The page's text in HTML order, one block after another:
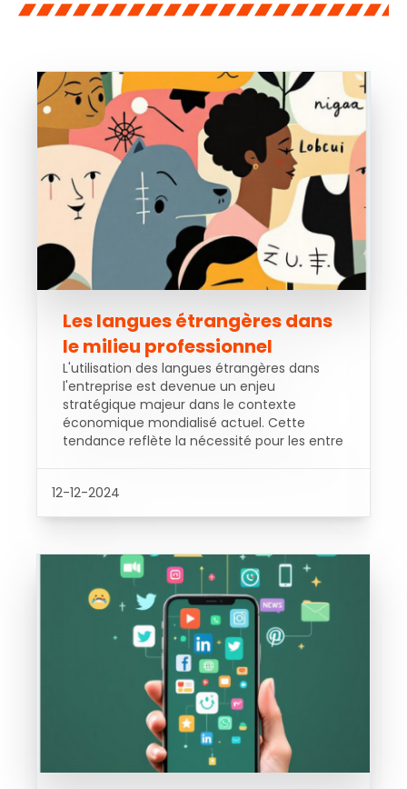
Les langues étrangères dans
le milieu professionnel
L'utilisation des langues étrangères dans
l'entreprise est devenue un enjeu
stratégique majeur dans le contexte
économique mondialisé actuel. Cette
tendance reflète la nécessité pour les entre
12-12-2024